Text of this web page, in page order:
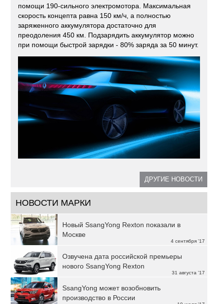
помощи 190-сильного электромотора. Максимальная
скорость концепта равна 150 км/ч, а полностью
заряженного аккумулятора достаточно для
преодоления 450 км. Подзарядить аккумулятор можно
при помощи быстрой зарядки - 80% заряда за 50 минут.
ДРУГИЕ НОВОСТИ
НОВОСТИ МАРКИ
4 сентября '17
Новый SsangYong Rexton показали в
Москве
31 августа '17
Озвучена дата российской премьеры
нового SsangYong Rexton
SsangYong может возобновить
производство в России